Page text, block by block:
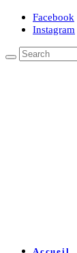
Facebook
Instagram